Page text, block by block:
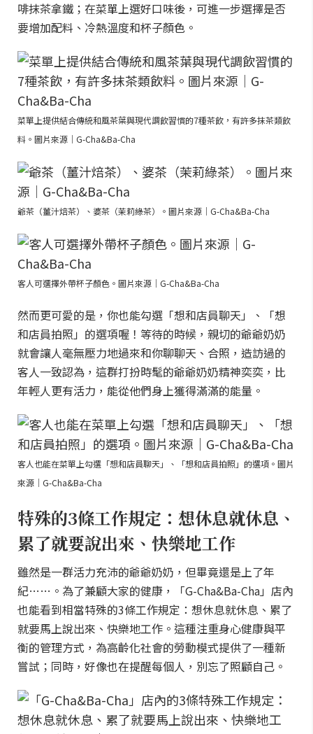
啡抹茶拿鐵；在菜單上選好口味後，可進一步選擇是否
要增加配料、冷熱溫度和杯子顏色。
菜單上提供結合傳統和風茶葉與現代調飲習慣的7種茶飲，有許多抹茶類飲
料。圖片來源｜G-Cha&Ba-Cha
爺茶（薑汁焙茶）、婆茶（茉莉綠茶）。圖片來源｜G-Cha&Ba-Cha
客人可選擇外帶杯子顏色。圖片來源｜G-Cha&Ba-Cha
然而更可愛的是，你也能勾選「想和店員聊天」、「想
和店員拍照」的選項喔！等待的時候，親切的爺爺奶奶
就會讓人毫無壓力地過來和你聊聊天、合照，造訪過的
客人一致認為，這群打扮時髦的爺爺奶奶精神奕奕，比
年輕人更有活力，能從他們身上獲得滿滿的能量。
客人也能在菜單上勾選「想和店員聊天」、「想和店員拍照」的選項。圖片
來源｜G-Cha&Ba-Cha
特殊的3條工作規定：想休息就休息、
累了就要說出來、快樂地工作
雖然是一群活力充沛的爺爺奶奶，但畢竟還是上了年
紀……。為了兼顧大家的健康，「G-Cha&Ba-Cha」店內
也能看到相當特殊的3條工作規定：想休息就休息、累了
就要馬上說出來、快樂地工作。這種注重身心健康與平
衡的管理方式，為高齡化社會的勞動模式提供了一種新
嘗試；同時，好像也在提醒每個人，別忘了照顧自己。